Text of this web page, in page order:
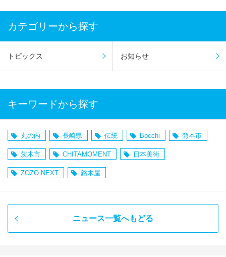
カテゴリーから探す
トピックス お知らせ
キーワードから探す
丸の内 長崎県 伝統 Bocchi 熊本市
茨木市 CHITAMOMENT 日本美術
ZOZO NEXT 銘木屋
ニュース一覧へもどる